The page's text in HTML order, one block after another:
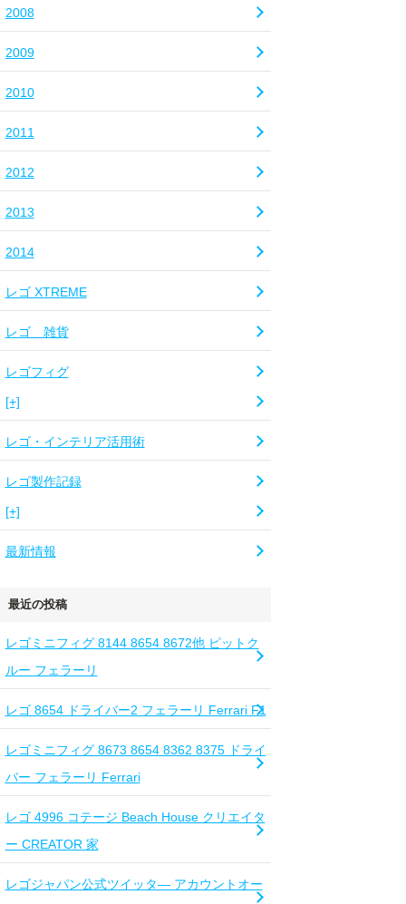
2008
2009
2010
2011
2012
2013
2014
レゴ XTREME
レゴ 雑貨
レゴフィグ
[+]
レゴ・インテリア活用術
レゴ製作記録
[+]
最新情報
最近の投稿
レゴミニフィグ 8144 8654 8672他 ピットク
ルー フェラーリ
レゴ 8654 ドライバー2 フェラーリ Ferrari F1
レゴミニフィグ 8673 8654 8362 8375 ドライ
バー フェラーリ Ferrari
レゴ 4996 コテージ Beach House クリエイタ
ー CREATOR 家
レゴジャパン公式ツイッタ― アカウントオー